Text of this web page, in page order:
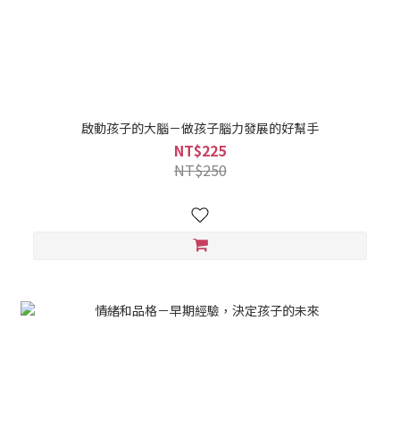
啟動孩子的大腦－做孩子腦力發展的好幫手
NT$225
NT$250